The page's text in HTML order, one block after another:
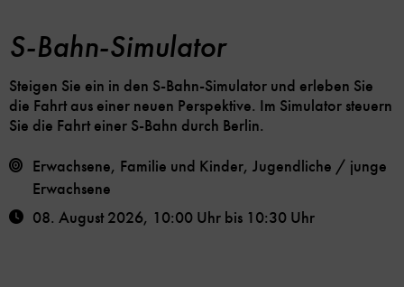
S-Bahn-Simulator
Steigen Sie ein in den S-Bahn-Simulator und erleben Sie
die Fahrt aus einer neuen Perspektive. Im Simulator steuern
Sie die Fahrt einer S-Bahn durch Berlin.
Erwachsene, Familie und Kinder, Jugendliche / junge
Erwachsene
08. August 2026, 10:00 Uhr bis 10:30 Uhr